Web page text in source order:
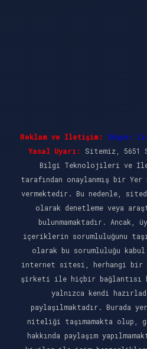
Reklam ve İletişim:
Skype:
Yasal Uyarı:
Sitemiz, 5651
Bilgi Teknolojileri ve
tarafından onaylanmış bir
vermektedir. Bu nedenle,
olarak denetleme veya
bulunmamaktadır. Ancak,
içeriklerin sorumluluğunu
olarak bu sorumluluğu
internet sitesi, herhangi bir
şirketi ile hiçbir bağlantısı
yalnızca kendi
paylaşılmaktadır. Burada
niteliği taşımamakta olup,
hakkında paylaşım